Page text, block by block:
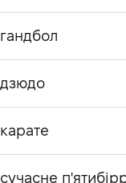
гандбол
дзюдо
карате
сучасне